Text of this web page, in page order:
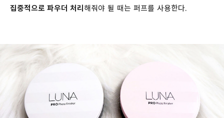
집중적으로 파우더 처리해줘야 될 때는 퍼프를 사용한다.